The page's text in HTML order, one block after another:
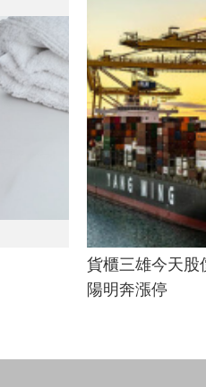
貨櫃三雄今天股
陽明奔漲停